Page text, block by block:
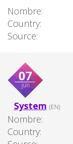
Nombre:
Country:
Source:
07
jun
System (EN)
Nombre:
Country: